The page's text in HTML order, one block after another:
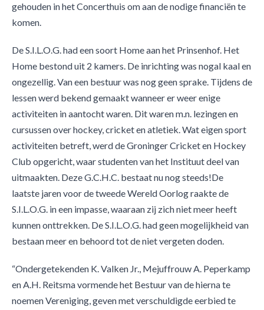
gehouden in het Concerthuis om aan de nodige financiën te
komen.
De S.I.L.O.G. had een soort Home aan het Prinsenhof. Het
Home bestond uit 2 kamers. De inrichting was nogal kaal en
ongezellig. Van een bestuur was nog geen sprake. Tijdens de
lessen werd bekend gemaakt wanneer er weer enige
activiteiten in aantocht waren. Dit waren m.n. lezingen en
cursussen over hockey, cricket en atletiek. Wat eigen sport
activiteiten betreft, werd de Groninger Cricket en Hockey
Club opgericht, waar studenten van het Instituut deel van
uitmaakten. Deze G.C.H.C. bestaat nu nog steeds!De
laatste jaren voor de tweede Wereld Oorlog raakte de
S.I.L.O.G. in een impasse, waaraan zij zich niet meer heeft
kunnen onttrekken. De S.I.L.O.G. had geen mogelijkheid van
bestaan meer en behoord tot de niet vergeten doden.
“Ondergetekenden K. Valken Jr., Mejuffrouw A. Peperkamp
en A.H. Reitsma vormende het Bestuur van de hierna te
noemen Vereniging, geven met verschuldigde eerbied te